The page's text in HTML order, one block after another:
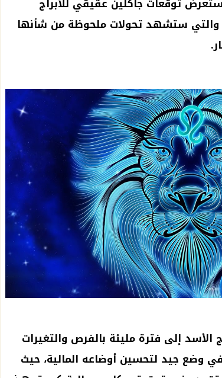
توقعات جاكلين عقيقي للأبراج
والتي ستشهد تحولات ملحوظة من شأنها
إلى فترة مليئة بالفرص والتغيرات
وضع جيد لتحسين أوضاعه المالية، حيث